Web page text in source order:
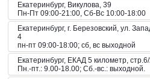
Екатеринбург, Викулова, 39
Пн-Пт 09:00-21:00, Сб-Вс 10:00-18:00
Екатеринбург, г. Березовский, ул.
4
пн-пт 09:00-18:00; сб, вс выходной
Екатеринбург, ЕКАД 5 километр,
Пн.-пт.: 9.00-18.00; Сб.-вс.: выходной.